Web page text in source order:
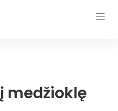
medžioklę